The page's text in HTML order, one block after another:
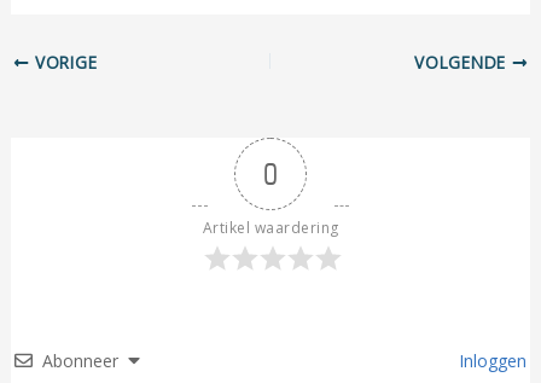
VORIGE VOLGENDE
0
Artikel waardering
Abonneer Inloggen